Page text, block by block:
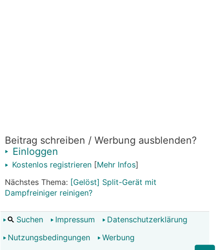
Beitrag schreiben / Werbung ausblenden?
Einloggen
Kostenlos registrieren [Mehr Infos]
Nächstes Thema: [Gelöst] Split-Gerät mit
Dampfreiniger reinigen?
Suchen Impressum
Datenschutzerklärung
Nutzungsbedingungen
Werbung